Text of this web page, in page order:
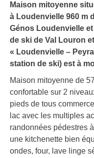
Maison mitoyenne
à Loudenvielle 960 m
Génos Loudenvielle
de ski de Val Louron
« Loudenvielle –
station de ski) est à
Maison mitoyenne de
confortable sur 2
pieds de tous
lac avec les multiples
randonnées pédestres
une kitchenette bien
ondes, four, lave linge